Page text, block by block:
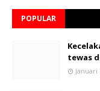
POPULAR
tewas
Januari